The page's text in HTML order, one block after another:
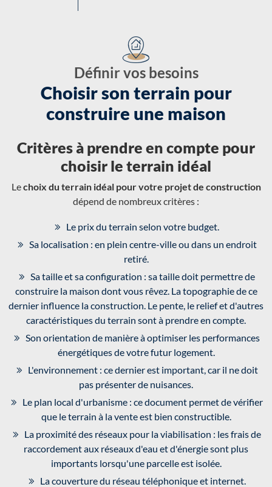
Définir vos besoins
Choisir son terrain pour
construire une maison
Critères à prendre en compte pour
choisir le terrain idéal
Lechoix du terrain idéal pour votre projet de construction
dépend de nombreux critères :
Le prix du terrain selon votre budget.
Sa localisation : en plein centre-ville ou dans un endroit
retiré.
Sa taille et sa configuration : sa taille doit permettre de
construire la maison dont vous rêvez. La topographie de ce
dernier influence la construction. Le pente, le relief et d'autres
caractéristiques du terrain sont à prendre en compte.
Son orientation de manière à optimiser les performances
énergétiques de votre futur logement.
L'environnement : ce dernier est important, car il ne doit
pas présenter de nuisances.
Le plan local d'urbanisme : ce document permet de vérifier
que le terrain à la vente est bien constructible.
La proximité des réseaux pour la viabilisation : les frais de
raccordement aux réseaux d'eau et d'énergie sont plus
importants lorsqu'une parcelle est isolée.
La couverture du réseau téléphonique et internet.